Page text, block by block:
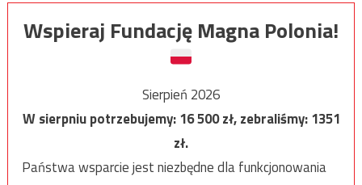
Wspieraj Fundację Magna Polonia!
Sierpień 2026
W sierpniu potrzebujemy:16 500zł, zebraliśmy:1351
zł.
Państwa wsparcie jest niezbędne dla funkcjonowania